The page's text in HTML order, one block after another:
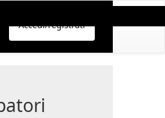
Accedi/registrati